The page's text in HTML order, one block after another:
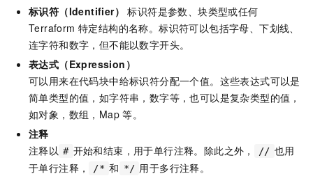
标识符（Identifier）标识符是参数、块类型或任何
Terraform 特定结构的名称。标识符可以包括字母、下划线、
连字符和数字，但不能以数字开头。
表达式（Expression）
可以用来在代码块中给标识符分配一个值。这些表达式可以是
简单类型的值，如字符串，数字等，也可以是复杂类型的值，
如对象，数组，Map 等。
注释
注释以 # 开始和结束，用于单行注释。除此之外， // 也用
于单行注释，
/* 和 */ 用于多行注释。